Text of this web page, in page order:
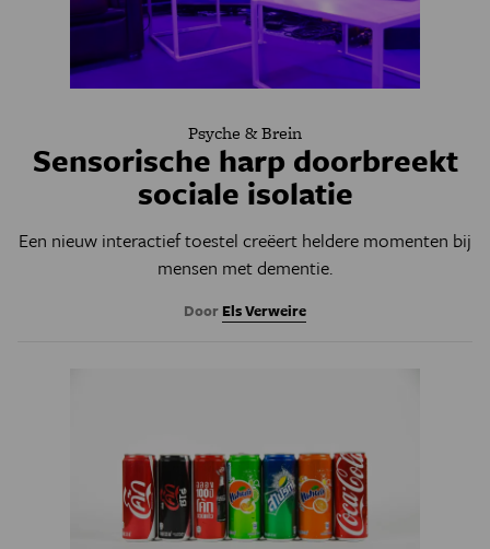
Psyche & Brein
Sensorische harp doorbreekt
sociale isolatie
Een nieuw interactief toestel creëert heldere momenten bij
mensen met dementie.
Door Els Verweire